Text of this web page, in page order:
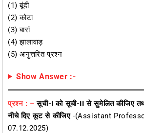
(1) बूंदी
(2) कोटा
(3) बारां
(4) झालावाड़
(5) अनुत्तरित प्रश्न
Show Answer :-
प्रश्न : – सूची-I को सूची-II से सुमेलित कीजिए
नीचे दिए कूट से कीजिए-(Assistant
07.12.2025)